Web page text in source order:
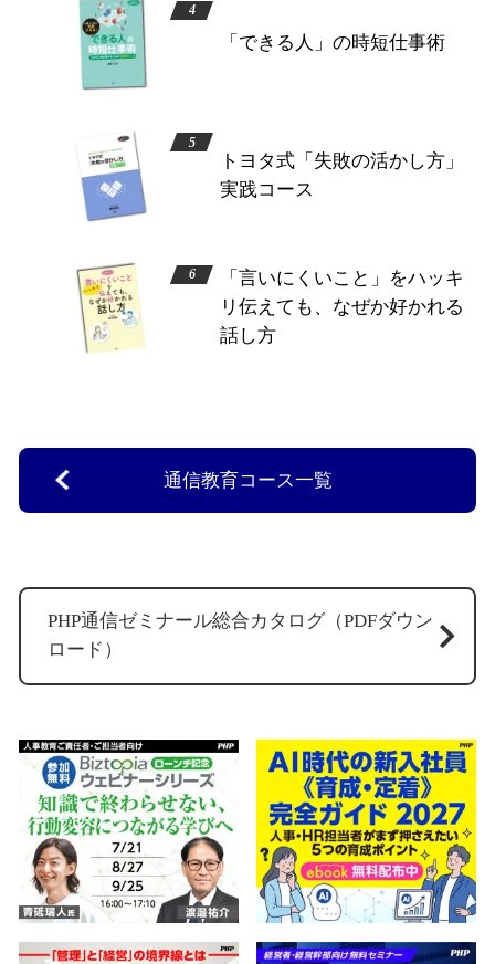
「できる人」の時短仕事術
トヨタ式「失敗の活かし方」
実践コース
「言いにくいこと」をハッキ
リ伝えても、なぜか好かれる
話し方
通信教育コース一覧
PHP通信ゼミナール総合カタログ（PDFダウン
ロード）